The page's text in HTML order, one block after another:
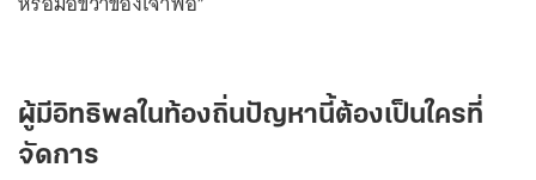
ผู้มีอิทธิพลในท้องถิ่นปัญหานี้ต้องเป็นใครที่
จัดการ